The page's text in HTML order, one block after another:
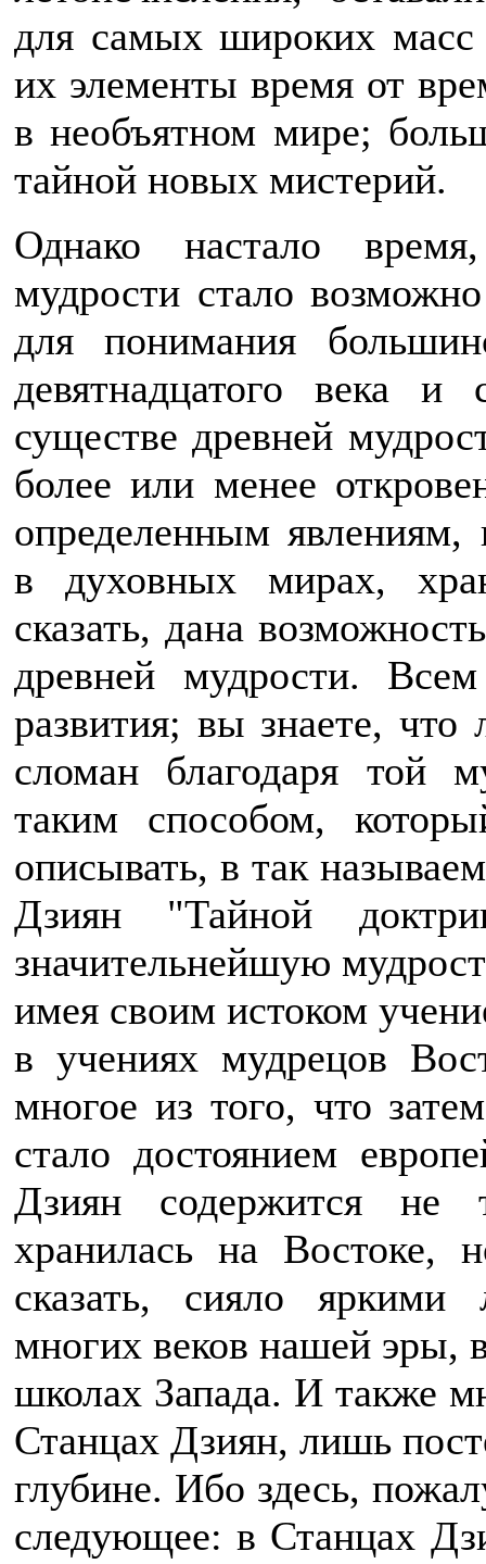
для самых широких масс
их элементы время от
в необъятном мире;
тайной новых мистерий.
Однако настало
мудрости стало
для понимания
девятнадцатого века
существе древней
более или менее
определенным
в духовных мирах,
сказать, дана
древней мудрости.
развития; вы знаете,
сломан благодаря той
таким способом,
описывать, в так
Дзиян "Тайной
значительнейшую
имея своим истоком
в учениях мудрецов
многое из того, что
стало достоянием
Дзиян содержится не
хранилась на Востоке,
сказать, сияло
многих веков нашей эры,
школах Запада. И также
Станцах Дзиян, лишь
глубине. Ибо здесь,
следующее: в Станцах